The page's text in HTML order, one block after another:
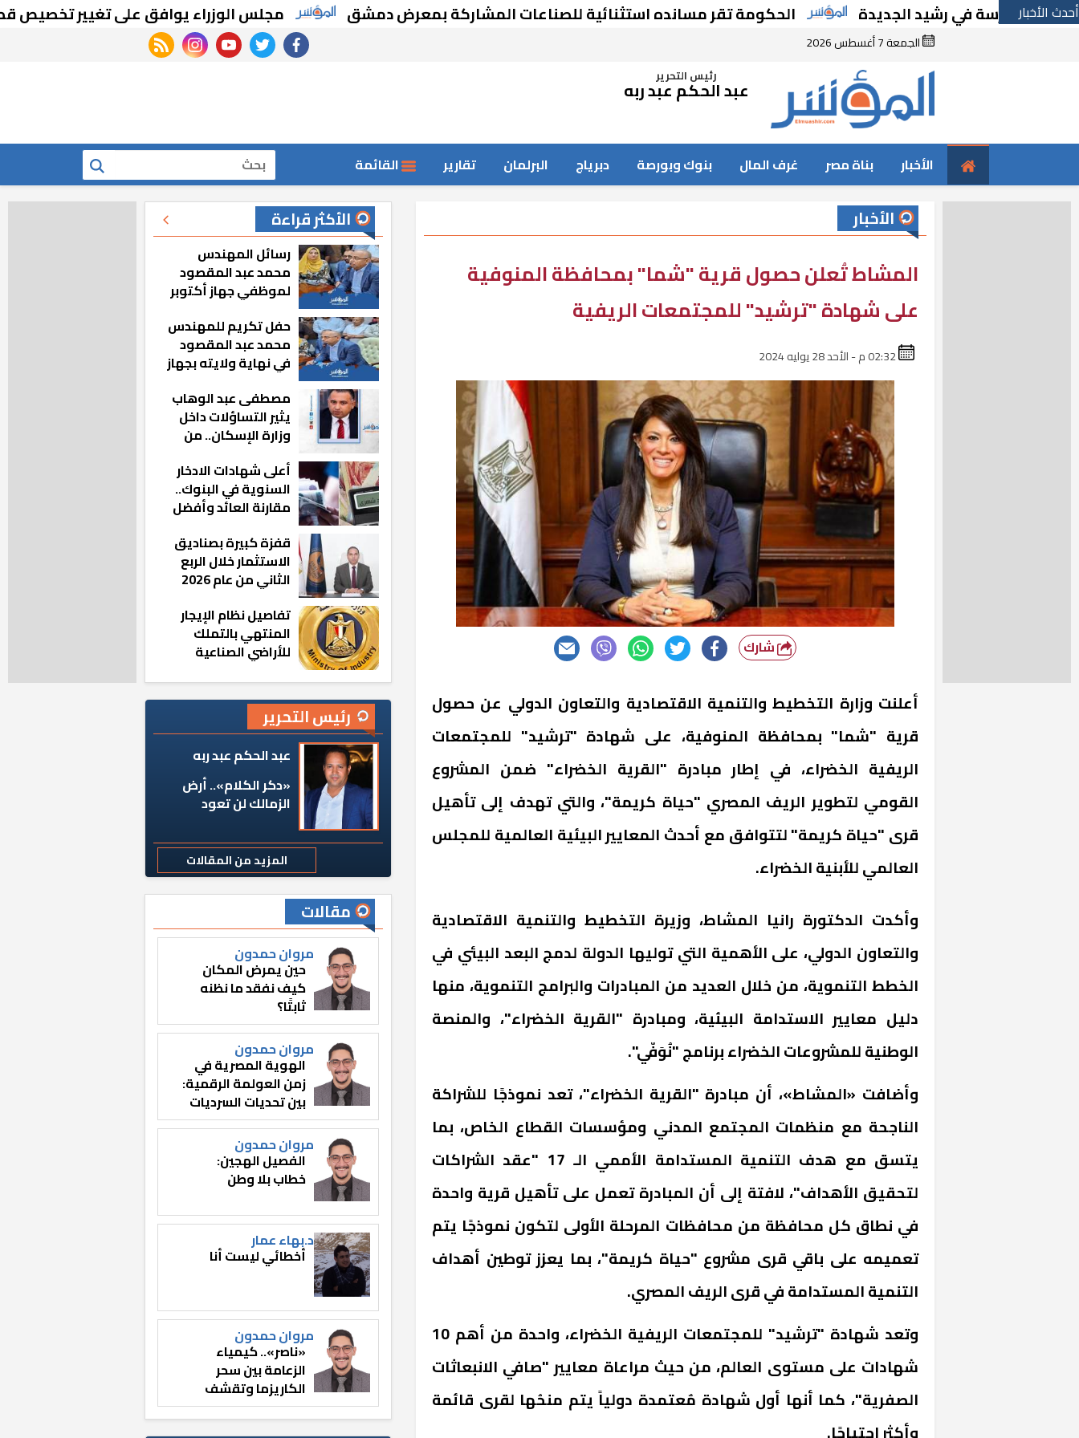
أحدث الأخبار
مدرسة في رشيد الجديدة الحكومة تقر مسانده استثنائية للصناعات المشاركة بمعرض دمشق مجلس الوزراء يوافق على تغيير تخصيص قطع
الجمعة 7 أغسطس 2026 facebook
twitter
youtube
instagram
rss feed
رئيس التحرير
عبد الحكم عبد ربه
الأخبار بناة مصر غرف المال بنوك وبورصة دبرياج البرلمان تقارير القائمة بحث
الأخبار
المشاط تُعلن حصول قرية "شما" بمحافظة المنوفية
على شهادة "ترشيد" للمجتمعات الريفية
شارك
أعلنت وزارة التخطيط والتنمية الاقتصادية والتعاون الدولي عن حصول
قرية "شما" بمحافظة المنوفية، على شهادة "ترشيد" للمجتمعات
الريفية الخضراء، في إطار مبادرة "القرية الخضراء" ضمن المشروع
القومي لتطوير الريف المصري "حياة كريمة"، والتي تهدف إلى تأهيل
قرى "حياة كريمة" لتتوافق مع أحدث المعايير البيئية العالمية للمجلس
العالمي للأبنية الخضراء.
وأكدت الدكتورة رانيا المشاط، وزيرة التخطيط والتنمية الاقتصادية
والتعاون الدولي، على الأهمية التي توليها الدولة لدمج البعد البيئي في
الخطط التنموية، من خلال العديد من المبادرات والبرامج التنموية، منها
دليل معايير الاستدامة البيئية، ومبادرة "القرية الخضراء"، والمنصة
الوطنية للمشروعات الخضراء برنامج "نُوَفّي".
وأضافت «المشاط»، أن مبادرة "القرية الخضراء"، تعد نموذجًا للشراكة
الناجحة مع منظمات المجتمع المدني ومؤسسات القطاع الخاص، بما
يتسق مع هدف التنمية المستدامة الأممي الـ 17 "عقد الشراكات
لتحقيق الأهداف"، لافتة إلى أن المبادرة تعمل على تأهيل قرية واحدة
في نطاق كل محافظة من محافظات المرحلة الأولى لتكون نموذجًا يتم
تعميمه على باقي قرى مشروع "حياة كريمة"، بما يعزز توطين أهداف
التنمية المستدامة في قرى الريف المصري.
وتعد شهادة "ترشيد" للمجتمعات الريفية الخضراء، واحدة من أهم 10
شهادات على مستوى العالم، من حيث مراعاة معايير "صافي الانبعاثات
الصفرية"، كما أنها أول شهادة مٌعتمدة دولياً يتم منحُها لقرى قائمة
الأكثر قراءة
رسائل المهندس
محمد عبد المقصود
لموظفي جهاز أكتوبر
مشيت والمدينة
رجعت للخلف»
حفل تكريم للمهندس
محمد عبد المقصود
في نهاية ولايته بجهاز
مصطفى عبد الوهاب
يثير التساؤلات داخل
وزارة الإسكان.. من
المناصب؟
أعلى شهادات الادخار
السنوية في البنوك..
مقارنة العائد وأفضل
قفزة كبيرة بصناديق
الاستثمار خلال الربع
الثاني من عام 2026
تفاصيل نظام الإيجار
المنتهي بالتملك
للأراضي الصناعية
رئيس التحرير
عبد الحكم عبد ربه
«دكر الكلام».. أرض
الزمالك لن تعود
المزيد من المقالات
مقالات
مروان حمدون
حين يمرض المكان
كيف نفقد ما نظنه
ثابتًا؟
مروان حمدون
الهوية المصرية في
زمن العولمة الرقمية:
بين تحديات السرديات
وصناعة الوعي
مروان حمدون
الفصيل الهجين:
خطاب بلا وطن
د.بهاء عمار
أخطائي ليست أنا
مروان حمدون
«ناصر».. كيمياء
الزعامة بين سحر
الكاريزما وتقشف
الثائر